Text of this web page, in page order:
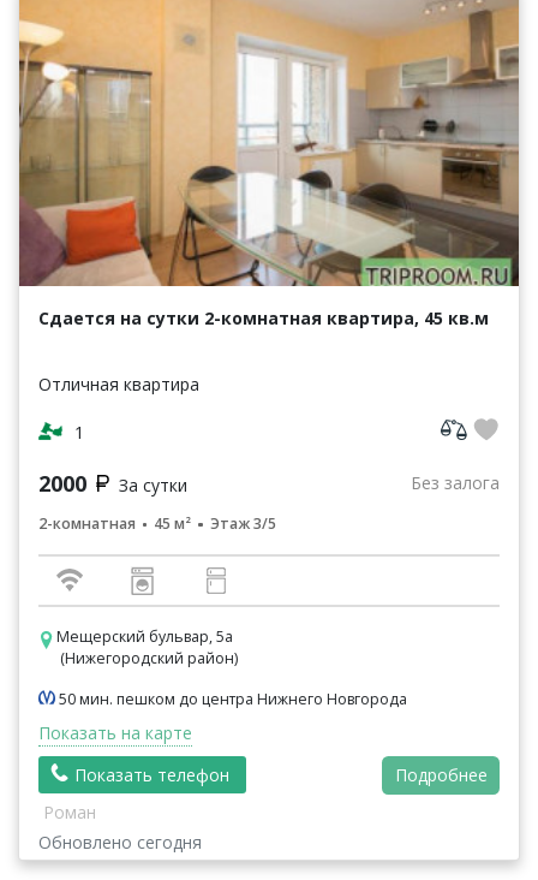
Сдается на сутки 2-комнатная квартира, 45 кв.м
Отличная квартира
1
2000 За сутки Без залога
2-комнатная 45 м² Этаж 3/5
Мещерский бульвар, 5а
(Нижегородский район)
50 мин. пешком до центра Нижнего Новгорода
Показать на карте
Показать телефон
Подробнее
Роман
Обновлено сегодня